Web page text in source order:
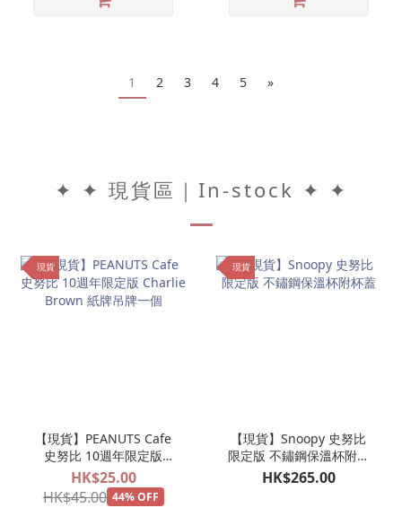
1 2 3 4 5 »
✦ ✦ 現貨區｜In-stock ✦ ✦
現貨
【現貨】PEANUTS Cafe
史努比 10週年限定版
Charlie Brown 紙牌吊牌
一個
HK$25.00
HK$45.00 44% OFF
現貨
【現貨】Snoopy 史努比
限定版 不鏽鋼保溫杯附杯
蓋
HK$265.00